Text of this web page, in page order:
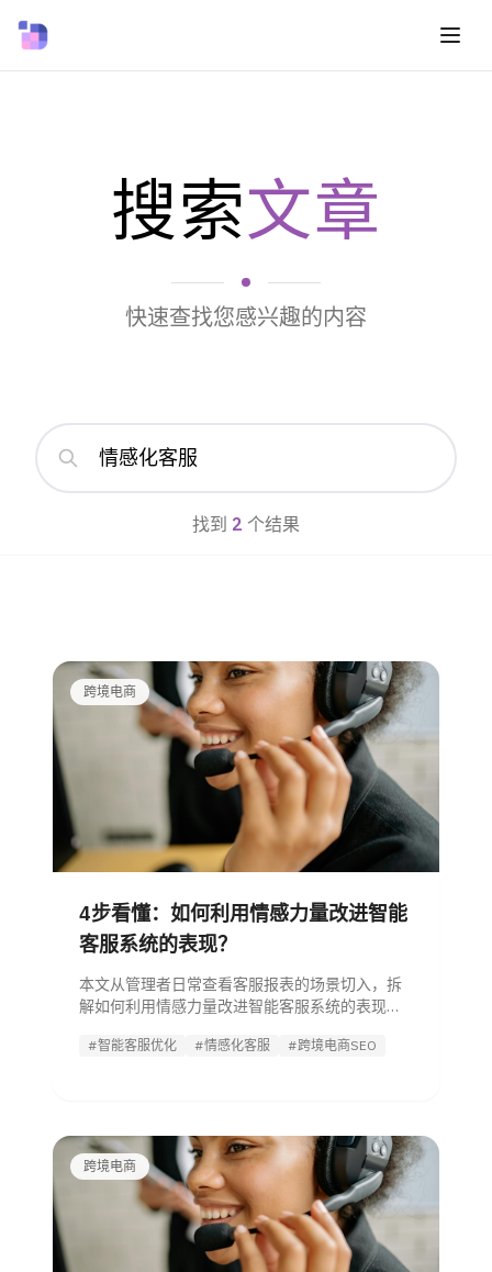
搜索文章
快速查找您感兴趣的内容
找到 2 个结果
跨境电商
4步看懂：如何利用情感力量改进智能
客服系统的表现？
本文从管理者日常查看客服报表的场景切入，拆
解如何利用情感力量改进智能客服系统的表现，
法，适合跨境电商团队评估对比方案。
#智能客服优化 #情感化客服 #跨境电商SEO
跨境电商